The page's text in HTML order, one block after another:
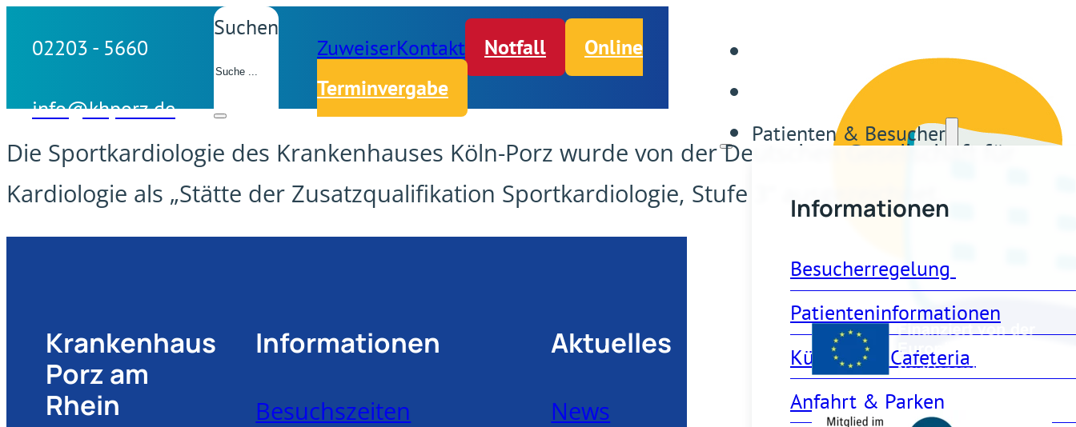
02203 - 5660
info@khporz.de
Suchen
ZuweiserKontakt Notfall
Online
Terminvergabe
Patienten & Besucher
Informationen
Besucherregelung
Patienteninformationen
Küche und Cafeteria
Anfahrt & Parken
Die Sportkardiologie des Krankenhauses Köln-Porz wurde von der Deutschen Gesellschaft für
Kardiologie als „Stätte der Zusatzqualifikation Sportkardiologie, Stufe 3“ ausgezeichnet.
Krankenhaus
Porz am
Rhein
Informationen
Besuchszeiten
Aktuelles
News